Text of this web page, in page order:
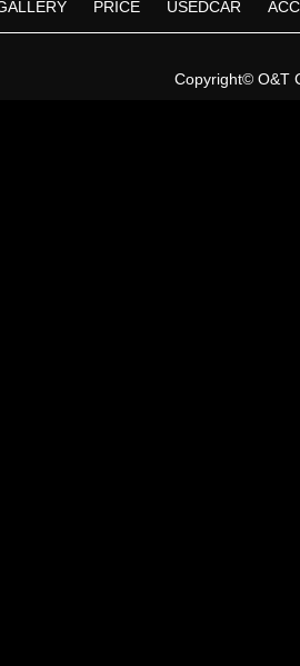
PRICE USEDCAR
Copyright©O&T